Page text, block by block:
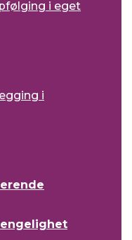
i eget
i